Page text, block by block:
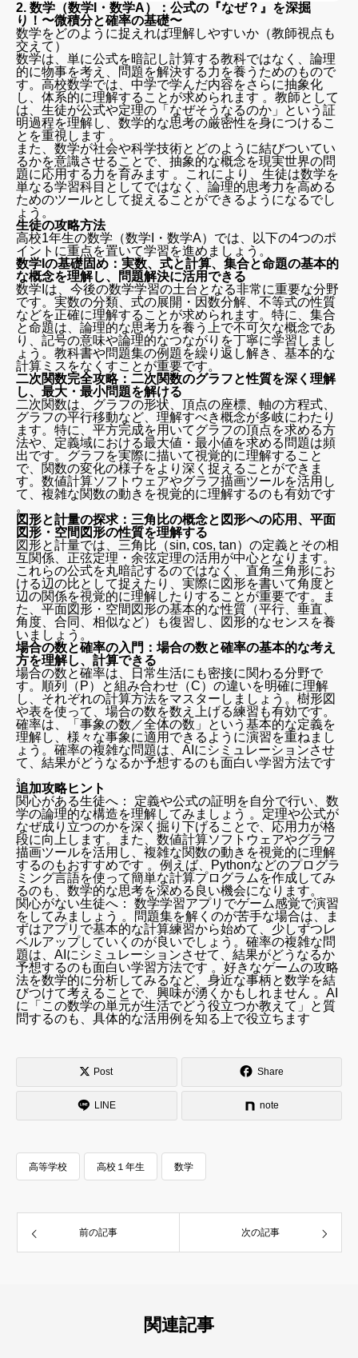
2. 数学（数学I・数学A）：公式の『なぜ？』を深掘
り！〜微積分と確率の基礎〜
数学をどのように捉えれば理解しやすいか（教師視点も
交えて）
数学は、単に公式を暗記し計算する教科ではなく、論理
的に物事を考え、問題を解決する力を養うためのもので
す。高校数学では、中学で学んだ内容をさらに抽象化
し、体系的に理解することが求められます 。教師として
は、生徒が公式や定理の「なぜそうなるのか」という証
明過程を理解し、数学的な思考の厳密性を身につけるこ
とを重視します 。
また、数学が社会や科学技術とどのように結びついてい
るかを意識させることで、抽象的な概念を現実世界の問
題に応用する力を育みます 。これにより、生徒は数学を
単なる学習科目としてではなく、論理的思考力を高める
ためのツールとして捉えることができるようになるでし
ょう。
生徒の攻略方法
高校1年生の数学（数学I・数学A）では、以下の4つのポ
イントに重点を置いて学習を進めましょう。
数学Iの基礎固め：実数、式と計算、集合と命題の基本的
な概念を理解し、問題解決に活用できる
数学Iは、今後の数学学習の土台となる非常に重要な分野
です。実数の分類、式の展開・因数分解、不等式の性質
などを正確に理解することが求められます。特に、集合
と命題は、論理的な思考力を養う上で不可欠な概念であ
り、記号の意味や論理的なつながりを丁寧に学習しまし
ょう。教科書や問題集の例題を繰り返し解き、基本的な
計算ミスをなくすことが重要です。
二次関数完全攻略：二次関数のグラフと性質を深く理解
し、最大・最小問題を解ける
二次関数は、グラフの形状、頂点の座標、軸の方程式、
グラフの平行移動など、理解すべき概念が多岐にわたり
ます。特に、平方完成を用いてグラフの頂点を求める方
法や、定義域における最大値・最小値を求める問題は頻
出です。グラフを実際に描いて視覚的に理解すること
で、関数の変化の様子をより深く捉えることができま
す。数値計算ソフトウェアやグラフ描画ツールを活用し
て、複雑な関数の動きを視覚的に理解するのも有効です
。
図形と計量の探求：三角比の概念と図形への応用、平面
図形・空間図形の性質を理解する
図形と計量では、三角比（sin, cos, tan）の定義とその相
互関係、正弦定理・余弦定理の活用が中心となります。
これらの公式を丸暗記するのではなく、直角三角形にお
ける辺の比として捉えたり、実際に図形を書いて角度と
辺の関係を視覚的に理解したりすることが重要です。ま
た、平面図形・空間図形の基本的な性質（平行、垂直、
角度、合同、相似など）も復習し、図形的なセンスを養
いましょう。
場合の数と確率の入門：場合の数と確率の基本的な考え
方を理解し、計算できる
場合の数と確率は、日常生活にも密接に関わる分野で
す。順列（P）と組み合わせ（C）の違いを明確に理解
し、それぞれの計算方法をマスターしましょう。樹形図
や表を使って、場合の数を数え上げる練習も有効です。
確率は、「事象の数／全体の数」という基本的な定義を
理解し、様々な事象に適用できるように演習を重ねまし
ょう。確率の複雑な問題は、AIにシミュレーションさせ
て、結果がどうなるか予想するのも面白い学習方法です
。
追加攻略ヒント
関心がある生徒へ： 定義や公式の証明を自分で行い、数
学の論理的な構造を理解してみましょう 。定理や公式が
なぜ成り立つのかを深く掘り下げることで、応用力が格
段に向上します。また、数値計算ソフトウェアやグラフ
描画ツールを活用し、複雑な関数の動きを視覚的に理解
するのもおすすめです 。例えば、Pythonなどのプログラ
ミング言語を使って簡単な計算プログラムを作成してみ
るのも、数学的な思考を深める良い機会になります。
関心がない生徒へ： 数学学習アプリでゲーム感覚で演習
をしてみましょう 。問題集を解くのが苦手な場合は、ま
ずはアプリで基本的な計算練習から始めて、少しずつレ
ベルアップしていくのが良いでしょう。確率の複雑な問
題は、AIにシミュレーションさせて、結果がどうなるか
予想するのも面白い学習方法です 。好きなゲームの攻略
法を数学的に分析してみるなど、身近な事柄と数学を結
びつけて考えることで、興味が湧くかもしれません 。AI
に「この数学の単元が生活でどう役立つか教えて」と質
問するのも、具体的な活用例を知る上で役立ちます
Post Share
LINE note
高等学校 高校１年生 数学
前の記事 次の記事
関連記事